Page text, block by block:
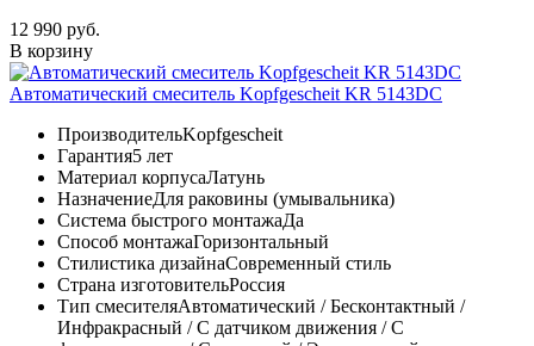
12 990 руб.
В корзину
Автоматический смеситель Kopfgescheit KR 5143DC
ПроизводительKopfgescheit
Гарантия5 лет
Материал корпусаЛатунь
НазначениеДля раковины (умывальника)
Система быстрого монтажаДа
Способ монтажаГоризонтальный
Стилистика дизайнаСовременный стиль
Страна изготовительРоссия
Тип смесителяАвтоматический / Бесконтактный /
Инфракрасный / С датчиком движения / С